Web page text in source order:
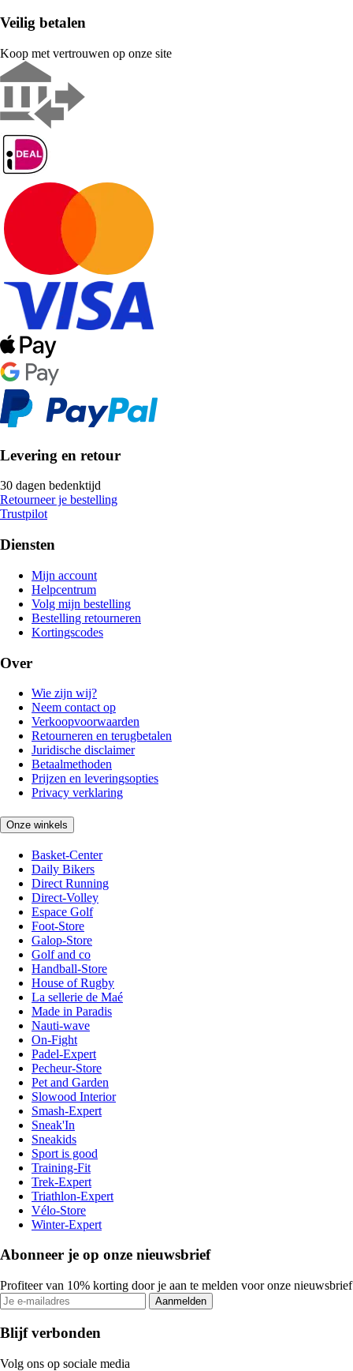
Veilig betalen
Koop met vertrouwen op onze site
Levering en retour
30 dagen bedenktijd
Retourneer je bestelling
Trustpilot
Diensten
Mijn account
Helpcentrum
Volg mijn bestelling
Bestelling retourneren
Kortingscodes
Over
Wie zijn wij?
Neem contact op
Verkoopvoorwaarden
Retourneren en terugbetalen
Juridische disclaimer
Betaalmethoden
Prijzen en leveringsopties
Privacy verklaring
Onze winkels
Basket-Center
Daily Bikers
Direct Running
Direct-Volley
Espace Golf
Foot-Store
Galop-Store
Golf and co
Handball-Store
House of Rugby
La sellerie de Maé
Made in Paradis
Nauti-wave
On-Fight
Padel-Expert
Pecheur-Store
Pet and Garden
Slowood Interior
Smash-Expert
Sneak'In
Sneakids
Sport is good
Training-Fit
Trek-Expert
Triathlon-Expert
Vélo-Store
Winter-Expert
Abonneer je op onze nieuwsbrief
Profiteer van 10% korting door je aan te melden voor onze nieuwsbrief
Aanmelden
Blijf verbonden
Volg ons op sociale media